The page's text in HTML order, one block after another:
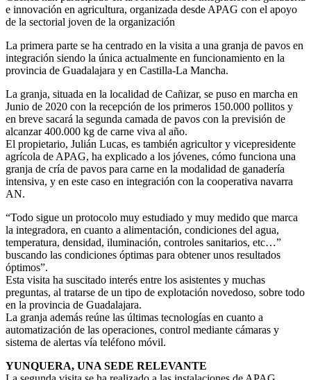
e innovación en agricultura, organizada desde APAG con el apoyo
de la sectorial joven de la organización
La primera parte se ha centrado en la visita a una granja de pavos en
integración siendo la única actualmente en funcionamiento en la
provincia de Guadalajara y en Castilla-La Mancha.
La granja, situada en la localidad de Cañizar, se puso en marcha en
Junio de 2020 con la recepción de los primeros 150.000 pollitos y
en breve sacará la segunda camada de pavos con la previsión de
alcanzar 400.000 kg de carne viva al año.
El propietario, Julián Lucas, es también agricultor y vicepresidente
agrícola de APAG, ha explicado a los jóvenes, cómo funciona una
granja de cría de pavos para carne en la modalidad de ganadería
intensiva, y en este caso en integración con la cooperativa navarra
AN.
“Todo sigue un protocolo muy estudiado y muy medido que marca
la integradora, en cuanto a alimentación, condiciones del agua,
temperatura, densidad, iluminación, controles sanitarios, etc…”
buscando las condiciones óptimas para obtener unos resultados
óptimos”.
Esta visita ha suscitado interés entre los asistentes y muchas
preguntas, al tratarse de un tipo de explotación novedoso, sobre todo
en la provincia de Guadalajara.
La granja además reúne las últimas tecnologías en cuanto a
automatización de las operaciones, control mediante cámaras y
sistema de alertas vía teléfono móvil.
YUNQUERA, UNA SEDE RELEVANTE